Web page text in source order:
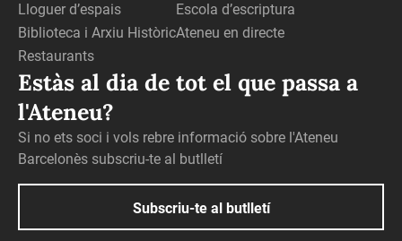
Lloguer d’espais
Biblioteca i Arxiu Històric
Restaurants
Escola d’escriptura
Ateneu en directe
Estàs al dia de tot el que passa a
l'Ateneu?
Si no ets soci i vols rebre informació sobre l'Ateneu
Barcelonès subscriu-te al butlletí
Subscriu-te al butlletí